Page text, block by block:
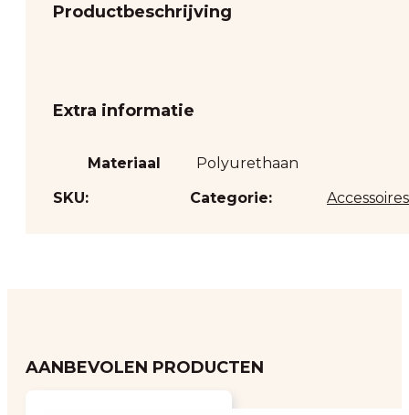
Productbeschrijving
Extra informatie
Materiaal
Polyurethaan
SKU:
Categorie: Accessoires
AANBEVOLEN PRODUCTEN